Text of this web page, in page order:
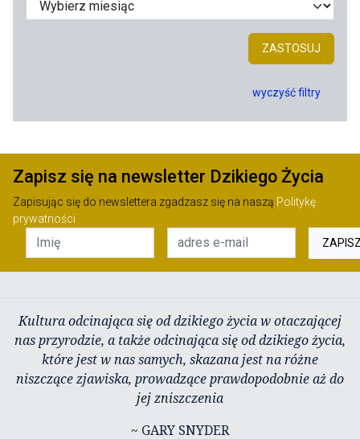
ZASTOSUJ
wyczyść filtry
Zapisz się na newsletter Dzikiego Życia
Zapisując się do newslettera zgadzasz się na naszą Politykę
prywatności
Kultura odcinająca się od dzikiego życia w otaczającej
nas przyrodzie, a także odcinająca się od dzikiego życia,
które jest w nas samych, skazana jest na różne
niszczące zjawiska, prowadzące prawdopodobnie aż do
jej zniszczenia
~ GARY SNYDER